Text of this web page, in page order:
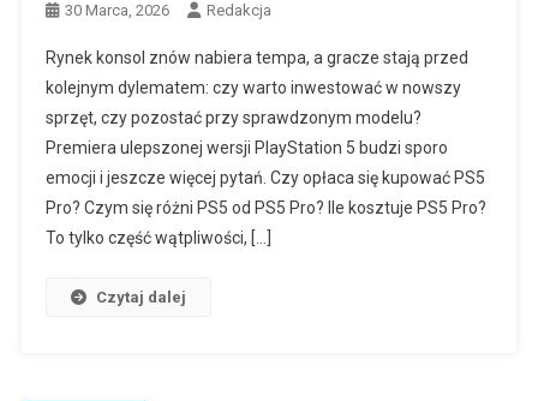
30 Marca, 2026 Redakcja
Rynek konsol znów nabiera tempa, a gracze stają przed
kolejnym dylematem: czy warto inwestować w nowszy
sprzęt, czy pozostać przy sprawdzonym modelu?
Premiera ulepszonej wersji PlayStation 5 budzi sporo
emocji i jeszcze więcej pytań. Czy opłaca się kupować PS5
Pro? Czym się różni PS5 od PS5 Pro? Ile kosztuje PS5 Pro?
To tylko część wątpliwości, […]
Czytaj dalej